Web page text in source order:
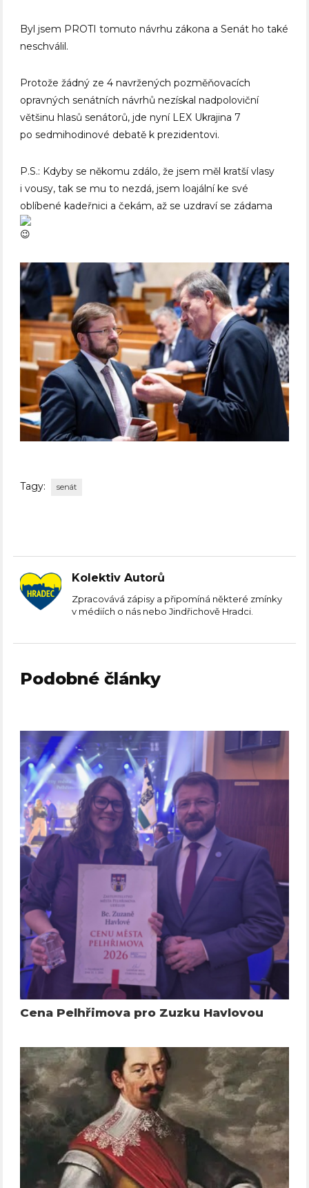
Byl jsem PROTI tomuto návrhu zákona a Senát ho také
neschválil.
Protože žádný ze 4 navržených pozměňovacích
opravných senátních návrhů nezískal nadpoloviční
většinu hlasů senátorů, jde nyní LEX Ukrajina 7
po sedmihodinové debatě k prezidentovi.
P.S.: Kdyby se někomu zdálo, že jsem měl kratší vlasy
i vousy, tak se mu to nezdá, jsem loajální ke své
oblíbené kadeřnici a čekám, až se uzdraví se zádama
Tagy: senát
Kolektiv Autorů
Zpracovává zápisy a připomíná některé zmínky
v médiích o nás nebo Jindřichově Hradci.
Podobné články
Cena Pelhřimova pro Zuzku Havlovou